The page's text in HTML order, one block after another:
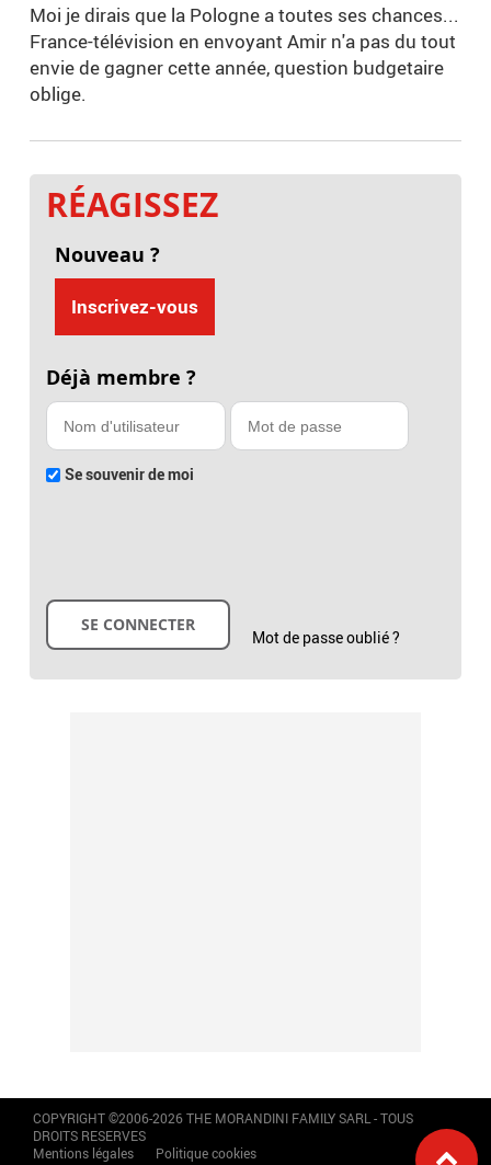
Moi je dirais que la Pologne a toutes ses chances...
France-télévision en envoyant Amir n'a pas du tout
envie de gagner cette année, question budgetaire
oblige.
RÉAGISSEZ
Nouveau ?
Inscrivez-vous
Déjà membre ?
Se souvenir de moi
Mot de passe oublié ?
COPYRIGHT ©2006-2026 THE MORANDINI FAMILY SARL - TOUS
DROITS RESERVES
Mentions légales
Politique cookies